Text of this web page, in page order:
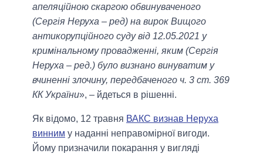
апеляційною скаргою обвинуваченого
(Сергія Неруха – ред) на вирок Вищого
антикорупційного суду від 12.05.2021 у
кримінальному провадженні, яким (Сергія
Неруха – ред.) було визнано винуватим у
вчиненні злочину, передбаченого ч. 3 ст. 369
КК України», – йдеться в рішенні.
Як відомо, 12 травня ВАКС визнав Неруха
винним у наданні неправомірної вигоди.
Йому призначили покарання у вигляді